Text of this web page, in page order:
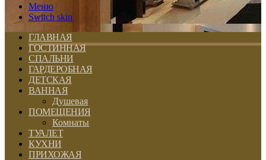
Меню
Switch skin
ГЛАВНАЯ
ГОСТИННАЯ
СПАЛЬНИ
ГАРДЕРОБНАЯ
ДЕТСКАЯ
ВАННАЯ
Душевая
ПОМЕЩЕНИЯ
Комнаты
ТУАЛЕТ
КУХНИ
ПРИХОЖАЯ